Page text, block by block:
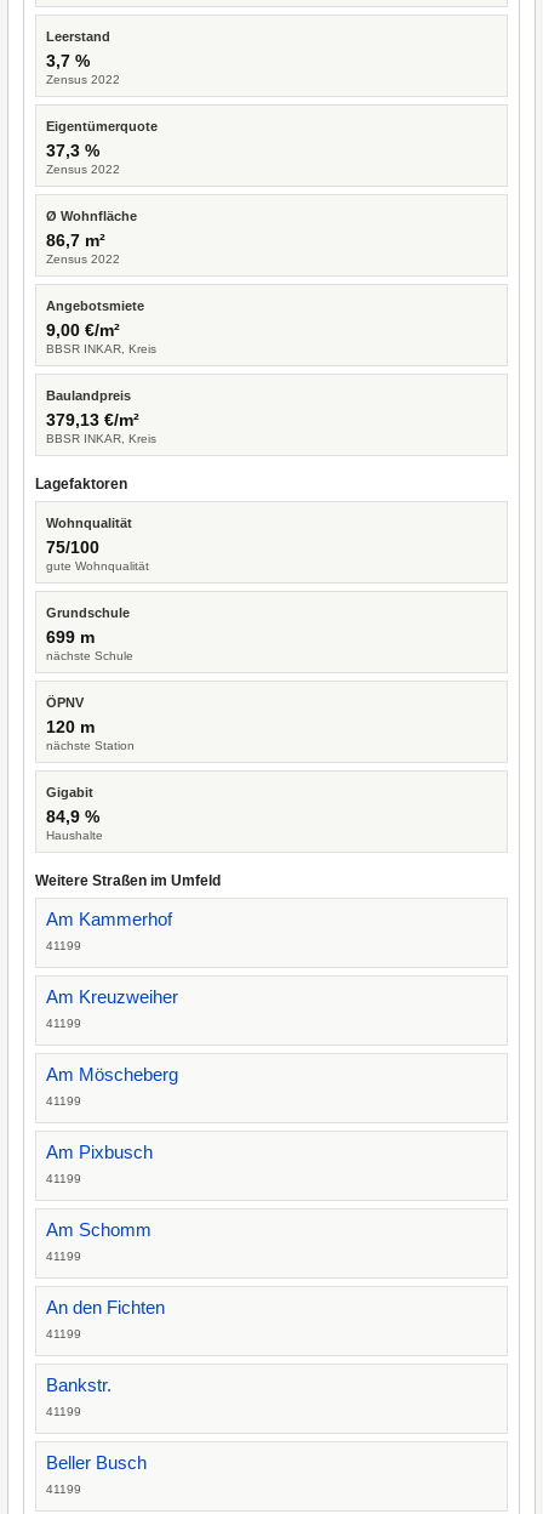
Leerstand
3,7 %
Zensus 2022
Eigentümerquote
37,3 %
Zensus 2022
Ø Wohnfläche
86,7 m²
Zensus 2022
Angebotsmiete
9,00 €/m²
BBSR INKAR, Kreis
Baulandpreis
379,13 €/m²
BBSR INKAR, Kreis
Lagefaktoren
Wohnqualität
75/100
gute Wohnqualität
Grundschule
699 m
nächste Schule
ÖPNV
120 m
nächste Station
Gigabit
84,9 %
Haushalte
Weitere Straßen im Umfeld
Am Kammerhof
41199
Am Kreuzweiher
41199
Am Möscheberg
41199
Am Pixbusch
41199
Am Schomm
41199
An den Fichten
41199
Bankstr.
41199
Beller Busch
41199